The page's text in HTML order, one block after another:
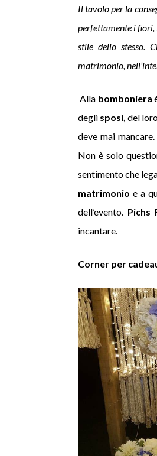
Il tavolo per la
perfettamente i
stile dello stesso.
matrimonio,
Alla bomboniera
degli sposi, del
deve mai
Non è solo
sentimento che
matrimonio e a
dell’evento. Pichs
incantare.
Corner per